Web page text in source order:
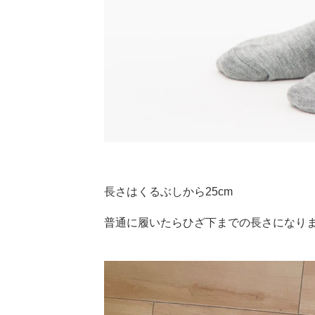
長さはくるぶしから25cm
普通に履いたらひざ下までの長さになり